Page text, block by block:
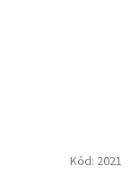
Kód: 2021